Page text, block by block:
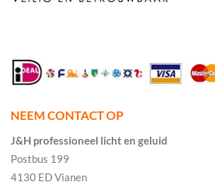
NEEM CONTACT OP
J&H professioneel licht en geluid
Postbus 199
4130 ED Vianen